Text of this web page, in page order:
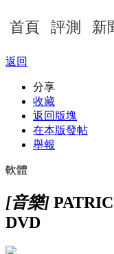
首頁 評測 新
返回
分享
收藏
返回版塊
在本版發帖
舉報
軟體
[音樂]
DVD